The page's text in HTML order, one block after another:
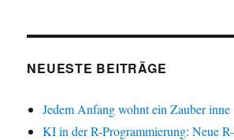
NEUESTE BEITRÄGE
Jedem Anfang wohnt ein Zauber
KI in der R-Programmierung: Neue